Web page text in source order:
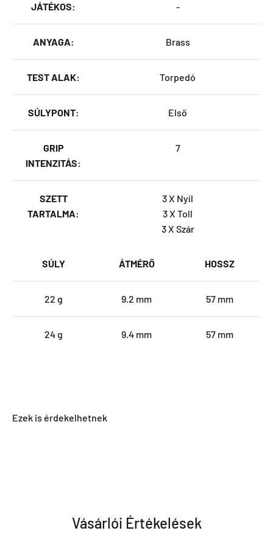
JÁTÉKOS: -
ANYAGA: Brass
TEST ALAK: Torpedó
SÚLYPONT: Első
GRIP
INTENZITÁS:
7
SZETT
TARTALMA:
3 X Nyíl
3 X Toll
3 X Szár
SÚLY ÁTMÉRŐ HOSSZ
22 g 9.2 mm 57 mm
24 g 9.4 mm 57 mm
Vásárlói Értékelések